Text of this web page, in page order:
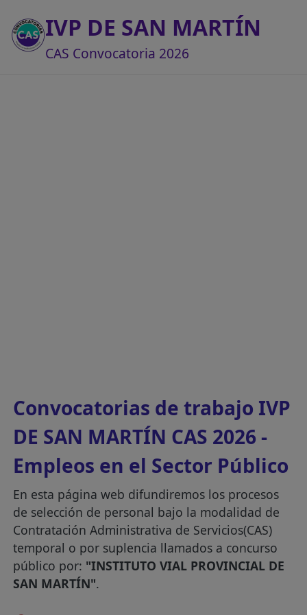
IVP DE SAN MARTÍN
CAS Convocatoria 2026
Convocatorias de trabajo IVP
DE SAN MARTÍN CAS 2026 -
Empleos en el Sector Público
En esta página web difundiremos los procesos
de selección de personal bajo la modalidad de
Contratación Administrativa de Servicios(CAS)
temporal o por suplencia llamados a concurso
público por: "INSTITUTO VIAL PROVINCIAL DE
SAN MARTÍN".